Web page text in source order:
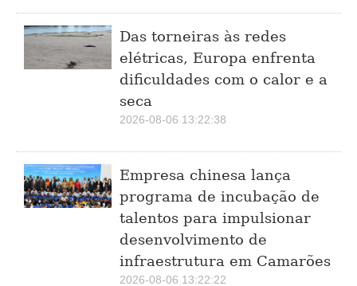
Das torneiras às redes
elétricas, Europa enfrenta
dificuldades com o calor e a
seca
2026-08-06 13:22:38
Empresa chinesa lança
programa de incubação de
talentos para impulsionar
desenvolvimento de
infraestrutura em Camarões
2026-08-06 13:22:22